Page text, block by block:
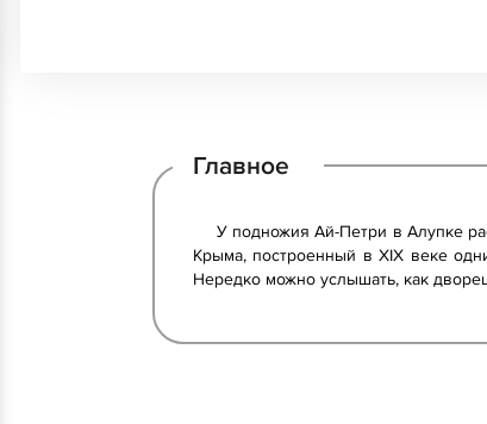
Главное
У подножия Ай-Петри в Алупке
Крыма, построенный в XIX веке
Нередко можно услышать, как